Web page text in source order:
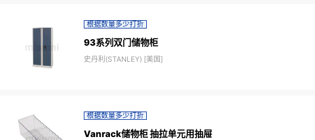
根据数量多少打折
93系列双门储物柜
史丹利(STANLEY) [美国]
根据数量多少打折
Vanrack储物柜 抽拉单元用抽屉